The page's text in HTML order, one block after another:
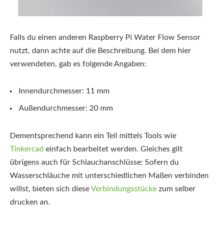
Falls du einen anderen Raspberry Pi Water Flow Sensor
nutzt, dann achte auf die Beschreibung. Bei dem hier
verwendeten, gab es folgende Angaben:
Innendurchmesser: 11 mm
Außendurchmesser: 20 mm
Dementsprechend kann ein Teil mittels Tools wie
Tinkercad einfach bearbeitet werden. Gleiches gilt
übrigens auch für Schlauchanschlüsse: Sofern du
Wasserschläuche mit unterschiedlichen Maßen verbinden
willst, bieten sich dieseVerbindungsstücke zum selber
drucken an.